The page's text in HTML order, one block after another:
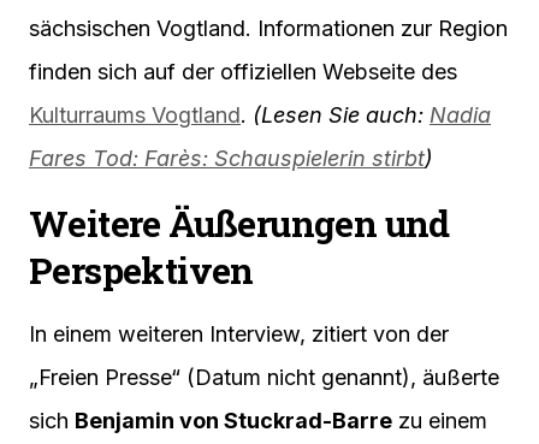
sächsischen Vogtland. Informationen zur Region
finden sich auf der offiziellen Webseite des
Kulturraums Vogtland. (Lesen Sie auch: Nadia
Fares Tod: Farès: Schauspielerin stirbt)
Weitere Äußerungen und
Perspektiven
In einem weiteren Interview, zitiert von der
„Freien Presse“ (Datum nicht genannt), äußerte
sich Benjamin von Stuckrad-Barre zu einem